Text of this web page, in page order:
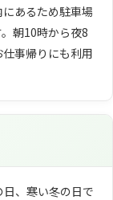
あるため駐車場
朝10時から夜8
事帰りにも利用
、寒い冬の日で